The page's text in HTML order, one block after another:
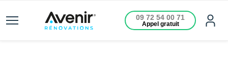
09 72 54 00 71
Appel gratuit